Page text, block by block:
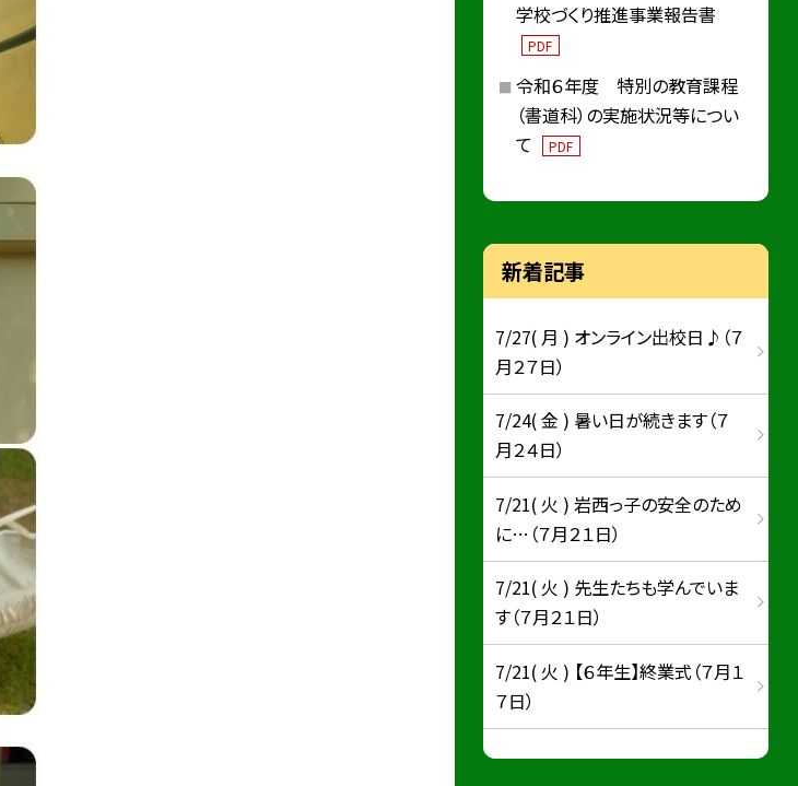
学校づくり推進事業報告書
PDF
令和６年度 特別の教育課程
（書道科）の実施状況等につい
て
PDF
新着記事
7/27( 月 ) オンライン出校日♪（７
月２７日）
7/24( 金 ) 暑い日が続きます（７
月２４日）
7/21( 火 ) 岩西っ子の安全のため
に…（７月２１日）
7/21( 火 ) 先生たちも学んでいま
す（７月２１日）
7/21( 火 ) 【６年生】終業式（７月１
７日）